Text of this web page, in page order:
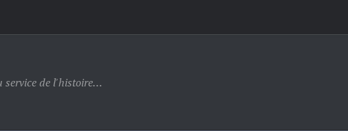
service de l'histoire…